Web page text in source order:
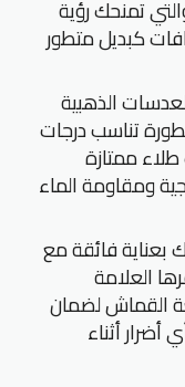
تمنحك رؤية
كبديل متطور
الذهبية
تناسب درجات
ممتازة
ومقاومة الماء
فائقة مع
العلامة
القماش لضمان
أثناء